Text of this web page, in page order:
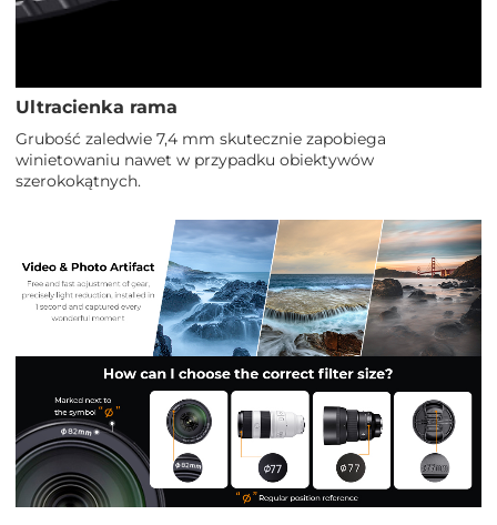
Ultracienka rama
Grubość zaledwie 7,4 mm skutecznie zapobiega
winietowaniu nawet w przypadku obiektywów
szerokokątnych.